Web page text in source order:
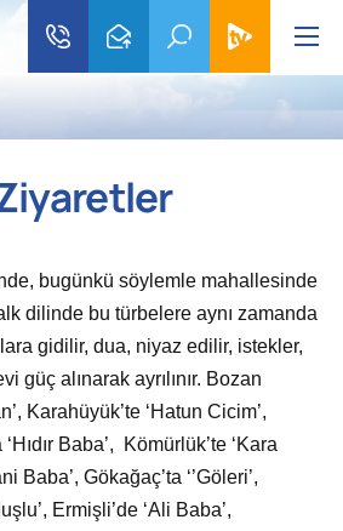
bugünkü söylemle mahallesinde
dilinde bu türbelere aynı zamanda
gidilir, dua, niyaz edilir, istekler,
güç alınarak ayrılınır. Bozan
Karahüyük’te ‘Hatun Cicim’,
Baba’, Kömürlük’te ‘Kara
Baba’, Gökağaç’ta ‘’Göleri’,
Ermişli’de ‘Ali Baba’,